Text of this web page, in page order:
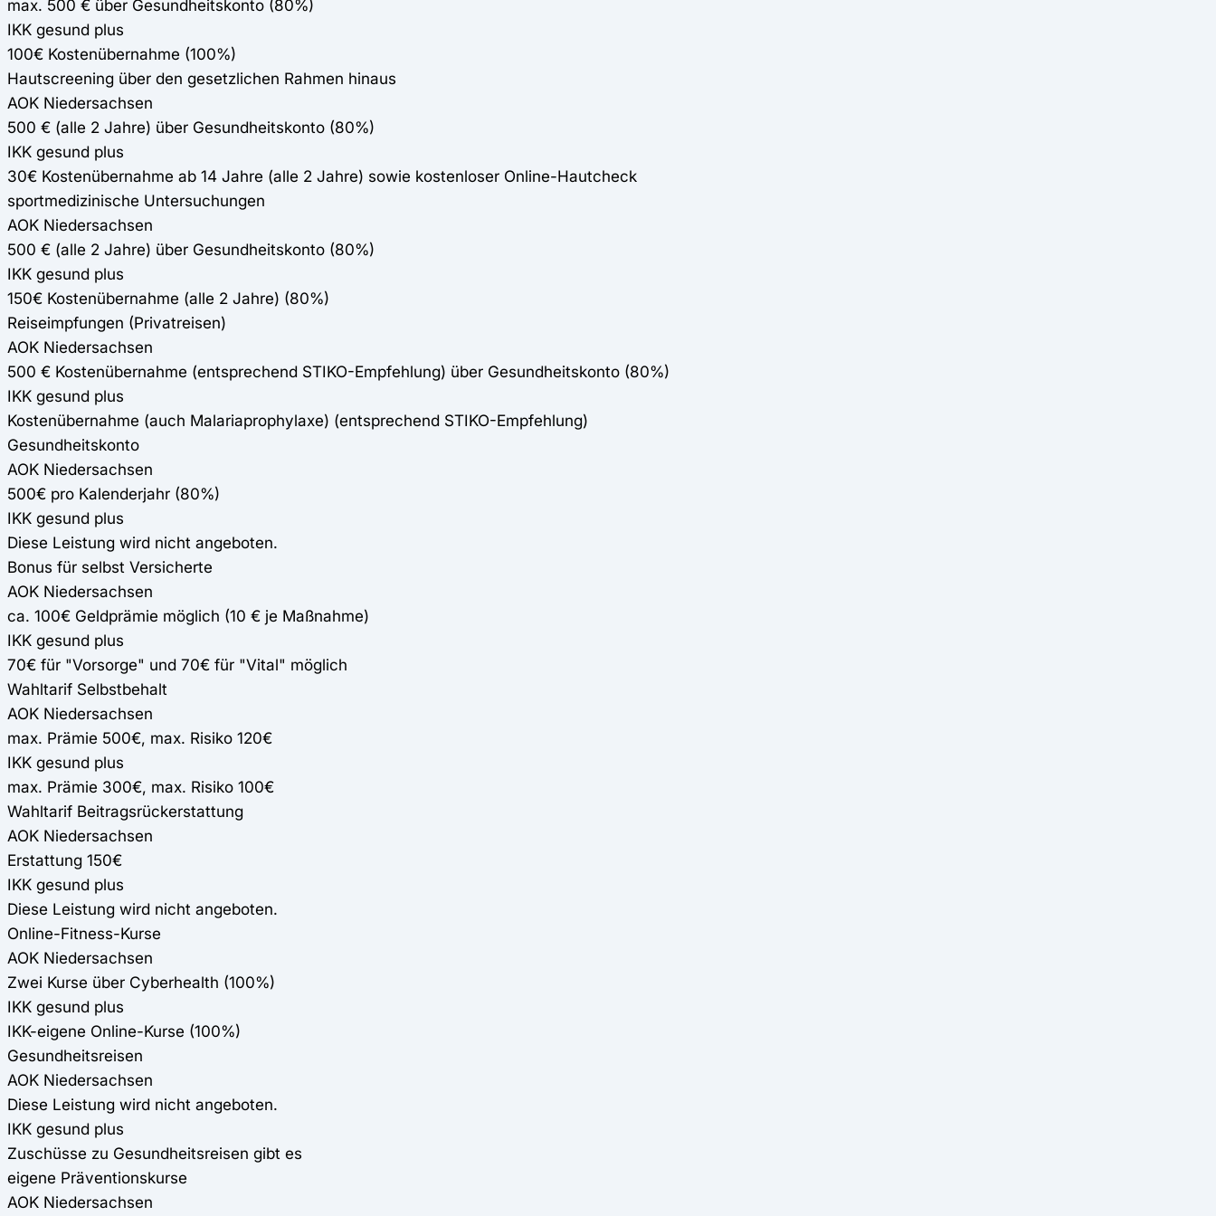
max. 500 € über Gesundheitskonto (80%)
IKK gesund plus
100€ Kostenübernahme (100%)
Hautscreening über den gesetzlichen Rahmen hinaus
AOK Niedersachsen
500 € (alle 2 Jahre) über Gesundheitskonto (80%)
IKK gesund plus
30€ Kostenübernahme ab 14 Jahre (alle 2 Jahre) sowie kostenloser Online-Hautcheck
sportmedizinische Untersuchungen
AOK Niedersachsen
500 € (alle 2 Jahre) über Gesundheitskonto (80%)
IKK gesund plus
150€ Kostenübernahme (alle 2 Jahre) (80%)
Reiseimpfungen (Privatreisen)
AOK Niedersachsen
500 € Kostenübernahme (entsprechend STIKO-Empfehlung) über Gesundheitskonto (80%)
IKK gesund plus
Kostenübernahme (auch Malariaprophylaxe) (entsprechend STIKO-Empfehlung)
Gesundheitskonto
AOK Niedersachsen
500€ pro Kalenderjahr (80%)
IKK gesund plus
Diese Leistung wird nicht angeboten.
Bonus für selbst Versicherte
AOK Niedersachsen
ca. 100€ Geldprämie möglich (10 € je Maßnahme)
IKK gesund plus
70€ für "Vorsorge" und 70€ für "Vital" möglich
Wahltarif Selbstbehalt
AOK Niedersachsen
max. Prämie 500€, max. Risiko 120€
IKK gesund plus
max. Prämie 300€, max. Risiko 100€
Wahltarif Beitragsrückerstattung
AOK Niedersachsen
Erstattung 150€
IKK gesund plus
Diese Leistung wird nicht angeboten.
Online-Fitness-Kurse
AOK Niedersachsen
Zwei Kurse über Cyberhealth (100%)
IKK gesund plus
IKK-eigene Online-Kurse (100%)
Gesundheitsreisen
AOK Niedersachsen
Diese Leistung wird nicht angeboten.
IKK gesund plus
Zuschüsse zu Gesundheitsreisen gibt es
eigene Präventionskurse
AOK Niedersachsen